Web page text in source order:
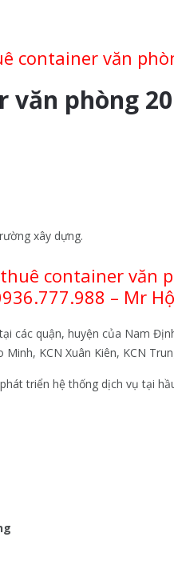
container văn
văn phòng
xây dựng.
container văn
– Mr
quận, huyện của Nam
KCN Xuân Kiên, KCN
triển hệ thống dịch vụ tại